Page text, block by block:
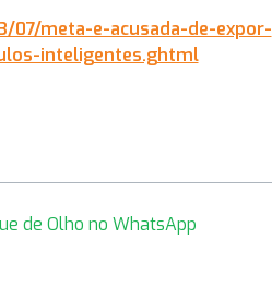
07/meta-e-acusada-de-expor-
inteligentes.ghtml
de Olho no WhatsApp